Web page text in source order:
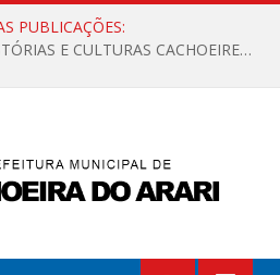
PUBLICAÇÕES:
A VALORIZAÇÃO DAS HISTÓRIAS E CULTURAS CACHOEIRENSES